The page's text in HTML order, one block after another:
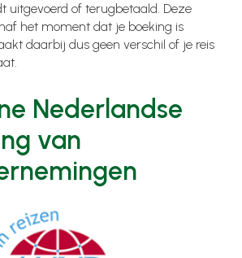
uitgevoerd of terugbetaald. Deze
het moment dat je boeking is
daarbij dus geen verschil of je reis
Nederlandse
van